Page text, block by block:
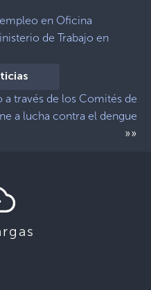
en Oficina
de Trabajo en
a través de los Comités de
a lucha contra el dengue
»»